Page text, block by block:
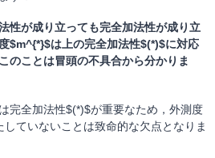
性が成り立っても完全加法性が成り立
$m^{*}$は上の完全加法性$(*)$に対応
のことは冒頭の不具合から分かりま
完全加法性$(*)$が重要なため，外測度
ていないことは致命的な欠点となりま